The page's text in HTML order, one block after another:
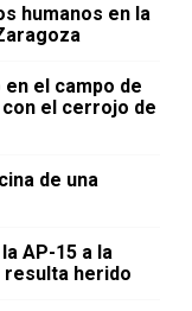
humanos en la
el campo de
el cerrojo de
de una
AP-15 a la
resulta herido